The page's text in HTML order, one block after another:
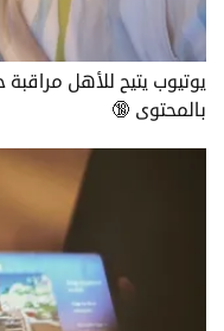
يوتيوب يتيح للأهل
بالمحتوى 🔞